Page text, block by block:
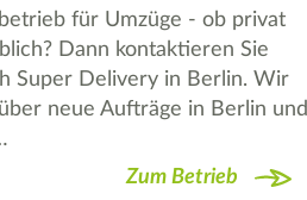
für Umzüge - ob privat
Dann kontaktieren Sie
Super Delivery in Berlin. Wir
neue Aufträge in Berlin und
Zum Betrieb